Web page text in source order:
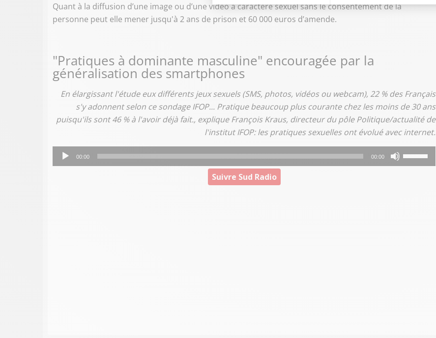
Quant à la diffusion d’une image ou d’une vidéo à caractère sexuel sans le consentement de la
personne peut elle mener jusqu'à 2 ans de prison et 60 000 euros d’amende.
"Pratiques à dominante masculine" encouragée par la
généralisation des smartphones
En élargissant l'étude eux différents jeux sexuels (SMS, photos, vidéos ou webcam), 22 % des Français
s'y adonnent selon ce sondage IFOP... Pratique beaucoup plus courante chez les moins de 30 ans
puisqu'ils sont 46 % à l'avoir déjà fait., explique François Kraus, directeur du pôle Politique/actualité de
l'institut IFOP: les pratiques sexuelles ont évolué avec internet.
Lecteur
audio
00:00 00:00
les
Suivre Sud Radio